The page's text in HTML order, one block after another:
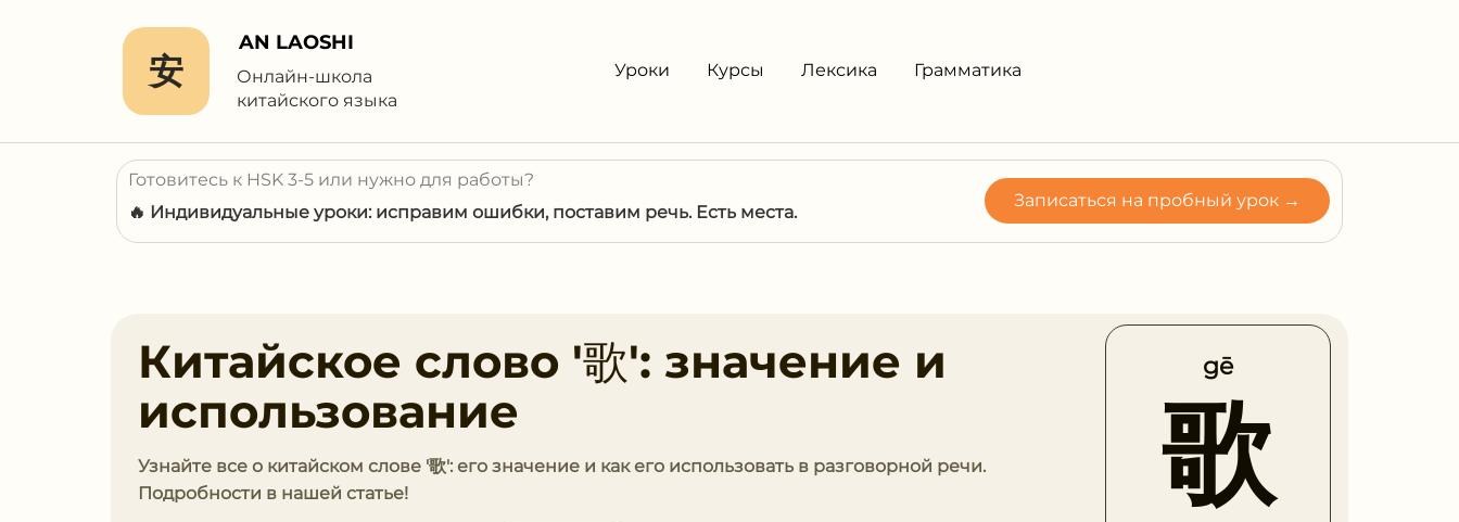
安
AN LAOSHI
Онлайн-школа
китайского языка
Уроки Курсы Лексика Грамматика
Готовитесь к HSK 3-5 или нужно для работы?
🔥 Индивидуальные уроки: исправим ошибки, поставим речь. Есть места.
Записаться на пробный урок →
Китайское слово '歌': значение и
использование
Узнайте все о китайском слове '歌': его значение и как его использовать в разговорной речи.
Подробности в нашей статье!
gē
歌